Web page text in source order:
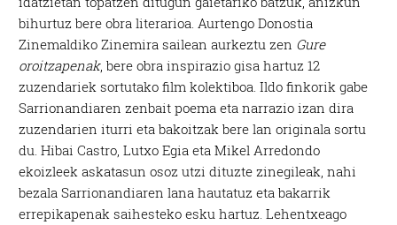
bihurtuz bere obra literarioa. Aurtengo Donostia
Zinemaldiko Zinemira sailean aurkeztu zen Gure
oroitzapenak, bere obra inspirazio gisa hartuz 12
zuzendariek sortutako film kolektiboa. Ildo finkorik gabe
Sarrionandiaren zenbait poema eta narrazio izan dira
zuzendarien iturri eta bakoitzak bere lan originala sortu
du. Hibai Castro, Lutxo Egia eta Mikel Arredondo
ekoizleek askatasun osoz utzi dituzte zinegileak, nahi
bezala Sarrionandiaren lana hautatuz eta bakarrik
errepikapenak saihesteko esku hartuz. Lehentxeago